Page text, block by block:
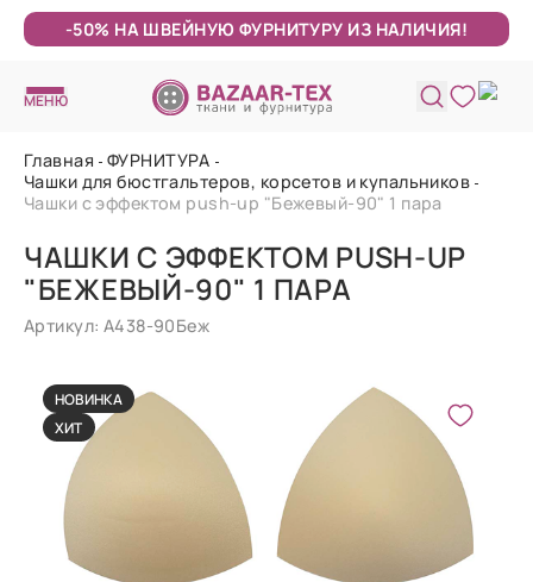
-50% НА ШВЕЙНУЮ ФУРНИТУРУ ИЗ НАЛИЧИЯ!
МЕНЮ
Главная
ФУРНИТУРА
Чашки для бюстгальтеров, корсетов и купальников
Чашки с эффектом push-up "Бежевый-90" 1 пара
ЧАШКИ С ЭФФЕКТОМ PUSH-UP
"БЕЖЕВЫЙ-90" 1 ПАРА
Артикул: А438-90Беж
НОВИНКА
ХИТ